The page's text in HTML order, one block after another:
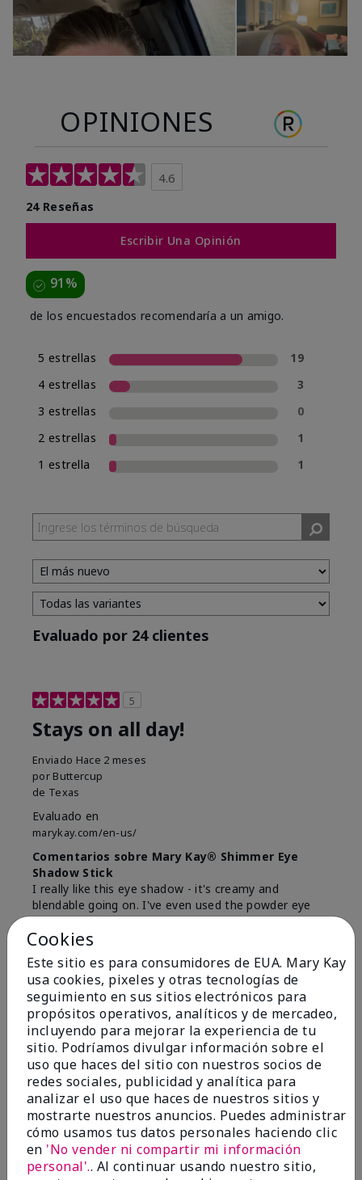
OPINIONES
4.6
24 Reseñas
Escribir Una Opinión
91%
de los encuestados recomendaría a un amigo.
5 estrellas
19
4 estrellas
3
3 estrellas
0
2 estrellas
1
1 estrella
1
Evaluado por 24 clientes
5
Stays on all day!
Enviado Hace 2 meses
por Buttercup
de Texas
Evaluado en
marykay.com/en-us/
Comentarios sobre Mary Kay® Shimmer Eye
Shadow Stick
I really like this eye shadow - it's creamy and
blendable going on. I've even used the powder eye
colors on top. It literally stays on all day.
Mostrar Traducción
ConclusiónSí, recomendaría a un amigo
¿Le ha resultado útil esta
opinión?
0 0
Marcar esta opinión
5
Cookies
Este sitio es para consumidores de EUA. Mary Kay
usa cookies, pixeles y otras tecnologías de
seguimiento en sus sitios electrónicos para
propósitos operativos, analíticos y de mercadeo,
incluyendo para mejorar la experiencia de tu
sitio. Podríamos divulgar información sobre el
uso que haces del sitio con nuestros socios de
redes sociales, publicidad y analítica para
analizar el uso que haces de nuestros sitios y
mostrarte nuestros anuncios. Puedes administrar
cómo usamos tus datos personales haciendo clic
en 'No vender ni compartir mi información
personal'.. Al continuar usando nuestro sitio,